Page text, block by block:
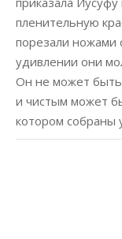
пленительную
порезали ножами
удивлении они
Он не может быть
и чистым может
котором собраны